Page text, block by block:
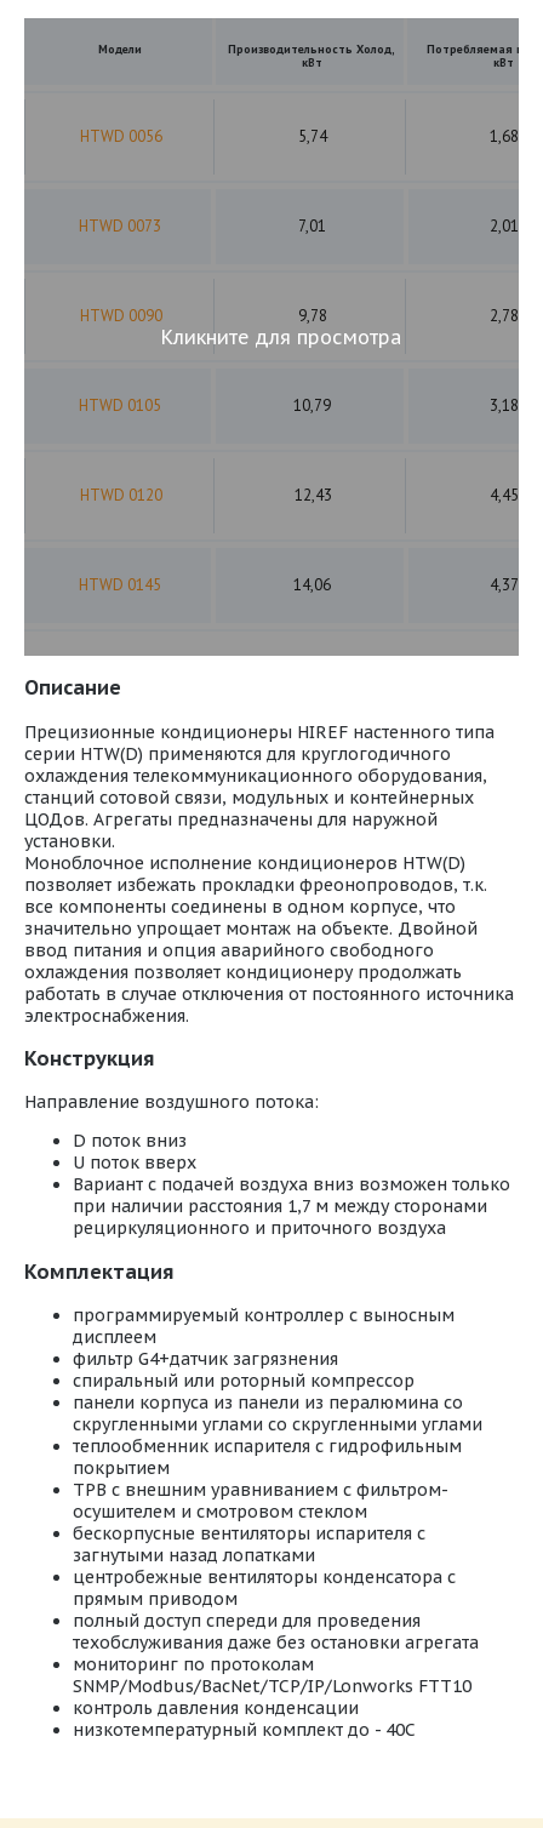
Модели
Производительность Холод,
кВт
Потребляемая
кВт
HTWD 0056 5,74 1,68
HTWD 0073 7,01 2,01
HTWD 0090 9,78 2,78
HTWD 0105 10,79 3,18
HTWD 0120 12,43 4,45
HTWD 0145 14,06 4,37
Кликните для просмотра
Описание
Прецизионные кондиционеры HIREF настенного типа
серии HTW(D) применяются для круглогодичного
охлаждения телекоммуникационного оборудования,
станций сотовой связи, модульных и контейнерных
ЦОДов. Агрегаты предназначены для наружной
установки.
Моноблочное исполнение кондиционеров HTW(D)
позволяет избежать прокладки фреонопроводов, т.к.
все компоненты соединены в одном корпусе, что
значительно упрощает монтаж на объекте. Двойной
ввод питания и опция аварийного свободного
охлаждения позволяет кондиционеру продолжать
работать в случае отключения от постоянного источника
электроснабжения.
Конструкция
Направление воздушного потока:
D поток вниз
U поток вверх
Вариант с подачей воздуха вниз возможен только
при наличии расстояния 1,7 м между сторонами
рециркуляционного и приточного воздуха
Комплектация
программируемый контроллер с выносным
дисплеем
фильтр G4+датчик загрязнения
спиральный или роторный компрессор
панели корпуса из панели из пералюмина со
скругленными углами со скругленными углами
теплообменник испарителя с гидрофильным
покрытием
ТРВ с внешним уравниванием с фильтром-
осушителем и смотровом стеклом
бескорпусные вентиляторы испарителя с
загнутыми назад лопатками
центробежные вентиляторы конденсатора с
прямым приводом
полный доступ спереди для проведения
техобслуживания даже без остановки агрегата
мониторинг по протоколам
SNMP/Modbus/BacNet/TCP/IP/Lonworks FTT10
контроль давления конденсации
низкотемпературный комплект до - 40С
Размер: 3.3 Мб